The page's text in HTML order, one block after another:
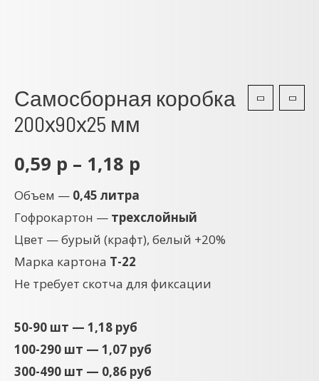
Самосборная коробка
200х90х25 мм
0,59 р – 1,18 р
Объем — 0,45 литра
Гофрокартон — трехслойный
Цвет — бурый (крафт), белый +20%
Марка картона Т-22
Не требует скотча для фиксации
50-90 шт — 1,18 руб
100-290 шт — 1,07 руб
300-490 шт — 0,86 руб